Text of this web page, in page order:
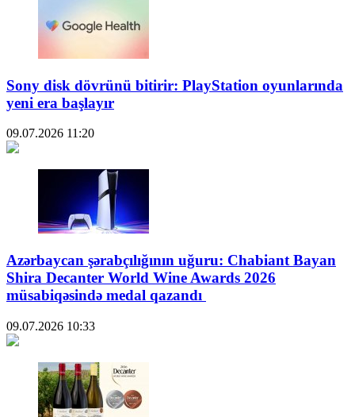
Sony disk dövrünü bitirir: PlayStation oyunlarında
yeni era başlayır
09.07.2026 11:20
Azərbaycan şərabçılığının uğuru: Chabiant Bayan
Shira Decanter World Wine Awards 2026
müsabiqəsində medal qazandı
09.07.2026 10:33